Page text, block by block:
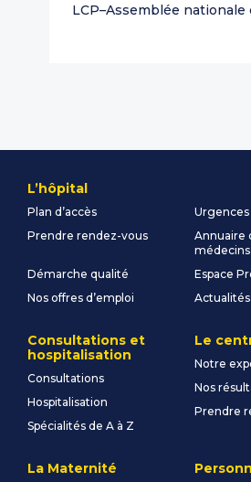
LCP–Assemblée nationale
L’hôpital
Plan d’accès
Urgences
Prendre rendez-vous
Annuaire
médecins
Démarche qualité
Espace
Nos offres d’emploi
Actualités
Consultations et
hospitalisation
Consultations
Hospitalisation
Spécialités de A à Z
Le
Notre
Nos
Prendre
La Maternité